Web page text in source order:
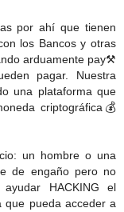
por ahí que tienen
los Bancos y otras
arduamente pay️⚒️
pagar. Nuestra
una plataforma que
criptográfica💰
un hombre o una
de engaño pero no
HACKING el
que pueda acceder a